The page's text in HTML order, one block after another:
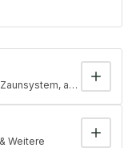
anthrazit, 1
Weitere